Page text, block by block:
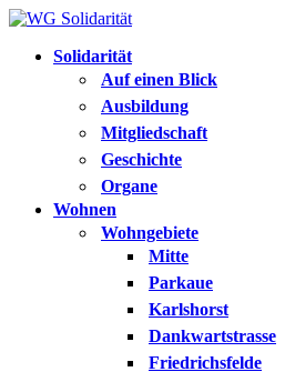
Solidarität
Auf einen Blick
Ausbildung
Mitgliedschaft
Geschichte
Organe
Wohnen
Wohngebiete
Mitte
Parkaue
Karlshorst
Dankwartstrasse
Friedrichsfelde